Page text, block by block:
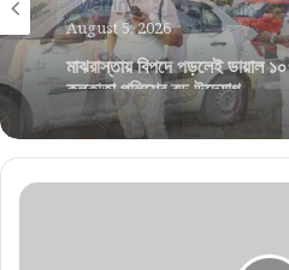
কলকাতা
August 5, 2026
August 5, 2026
মার্লিন গ্রুপ ও সিএসজেসি-এর
ফুটবল টুর্নামেন্ট’